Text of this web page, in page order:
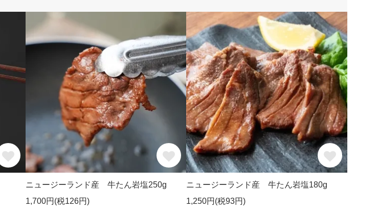
ニュージーランド産 牛たん岩塩250g
1,700円(税126円)
ニュージーランド産 牛たん岩塩180g
1,250円(税93円)